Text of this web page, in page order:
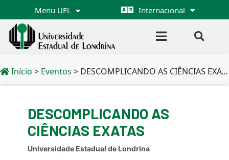
Menu UEL Internacional
Início > Eventos > DESCOMPLICANDO AS CIÊNCIAS EXATAS
DESCOMPLICANDO AS
CIÊNCIAS EXATAS
Universidade Estadual de Londrina